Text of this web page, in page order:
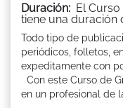
Duración: El
tiene una duración
Todo tipo de
periódicos, folletos,
expeditamente con
Con este Curso de
en un profesional de